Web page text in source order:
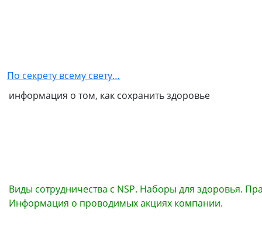
партнером
NSP
Бизнес
в
По секрету всему свету…
информация о том, как сохранить здоровье
Виды сотрудничества с NSP. Наборы для здоровья.
Информация о проводимых акциях компании.